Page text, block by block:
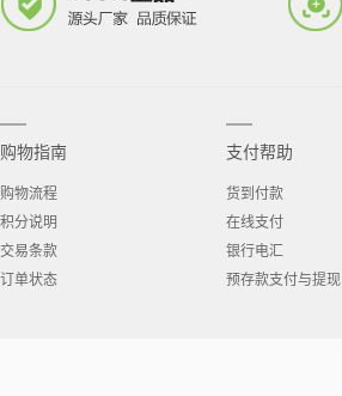
购物指南
购物流程
积分说明
交易条款
订单状态
支付帮助
货到付款
在线支付
银行电汇
预存款支付与提现